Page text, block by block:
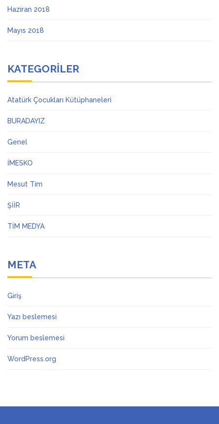
Haziran 2018
Mayıs 2018
KATEGORILER
Atatürk Çocukları Kütüphaneleri
BURADAYIZ
Genel
İMESKO
Mesut Tim
ŞİİR
TİM MEDYA
META
Giriş
Yazı beslemesi
Yorum beslemesi
WordPress.org